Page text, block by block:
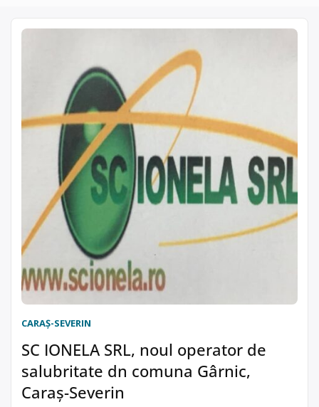
CARAŞ-SEVERIN
SC IONELA SRL, noul operator de
salubritate dn comuna Gârnic,
Caraș-Severin